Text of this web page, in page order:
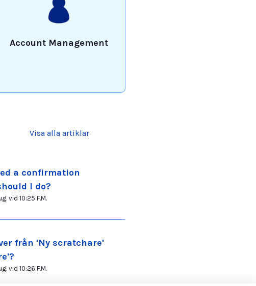
Account Management
Visa alla artiklar
a confirmation
I do?
vid 10:25 F.M.
från 'Ny scratchare'
vid 10:26 F.M.